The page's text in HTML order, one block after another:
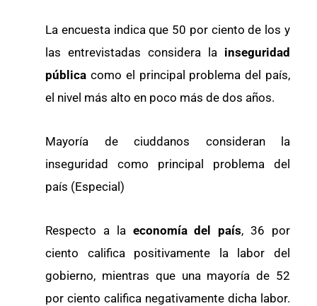
La encuesta indica que 50 por ciento de los y
las entrevistadas considera la inseguridad
pública como el principal problema del país,
el nivel más alto en poco más de dos años.
Mayoría de ciuddanos consideran la
inseguridad como principal problema del
país (Especial)
Respecto a la economía del país, 36 por
ciento califica positivamente la labor del
gobierno, mientras que una mayoría de 52
por ciento califica negativamente dicha labor.